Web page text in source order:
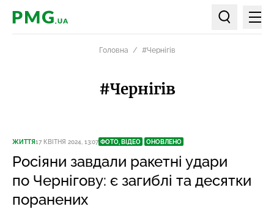
PMG.ua
Пошук по
Головна #Чернігів
#Чернігів
ЖИТТЯ17 КВІТНЯ 2024, 13:07 ФОТО, ВІДЕО ОНОВЛЕНО
Росіяни завдали ракетні удари
по Чернігову: є загиблі та десятки
поранених